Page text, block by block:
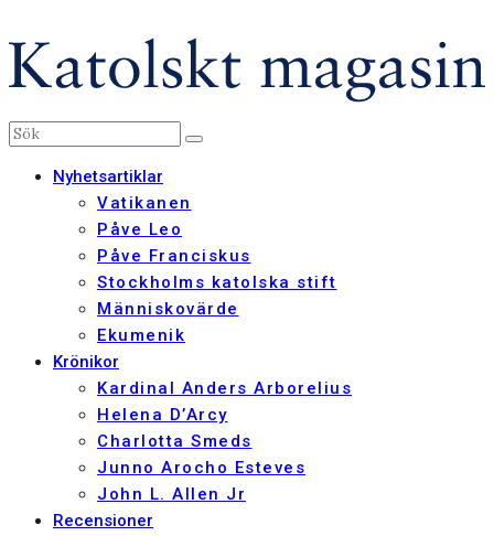
Nyhetsartiklar
Vatikanen
Påve Leo
Påve Franciskus
Stockholms katolska stift
Människovärde
Ekumenik
Krönikor
Kardinal Anders Arborelius
Helena D’Arcy
Charlotta Smeds
Junno Arocho Esteves
John L. Allen Jr
Recensioner